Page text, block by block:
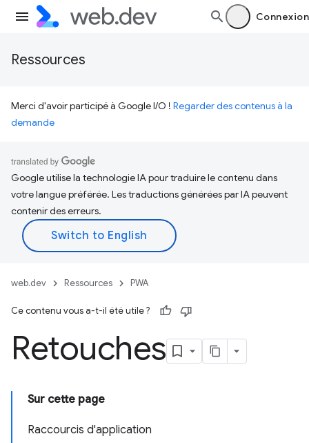
Connexion
Ressources
Merci d'avoir participé à Google I/O ! Regarder des contenus à la
demande
Google utilise la technologie IA pour traduire le contenu dans
votre langue préférée. Les traductions générées par IA peuvent
contenir des erreurs.
web.dev Ressources PWA
Ce contenu vous a-t-il été utile ?
Retouches
Sur cette page
Raccourcis d'application